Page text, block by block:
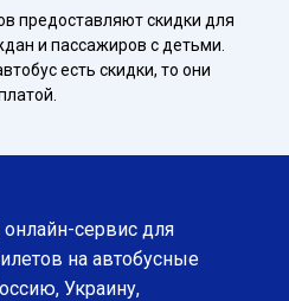
предоставляют скидки для
и пассажиров с детьми.
есть скидки, то они
сервис для
на автобусные
Украину,